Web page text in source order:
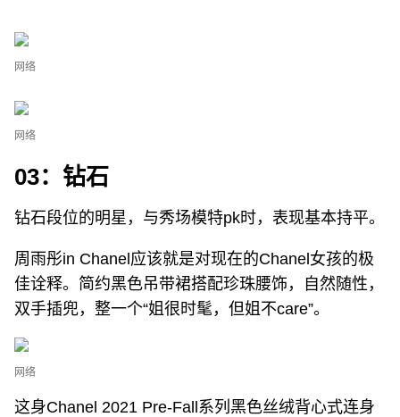
网络
网络
03：钻石
钻石段位的明星，与秀场模特pk时，表现基本持平。
周雨彤in Chanel应该就是对现在的Chanel女孩的极
佳诠释。简约黑色吊带裙搭配珍珠腰饰，自然随性，
双手插兜，整一个“姐很时髦，但姐不care”。
网络
这身Chanel 2021 Pre-Fall系列黑色丝绒背心式连身